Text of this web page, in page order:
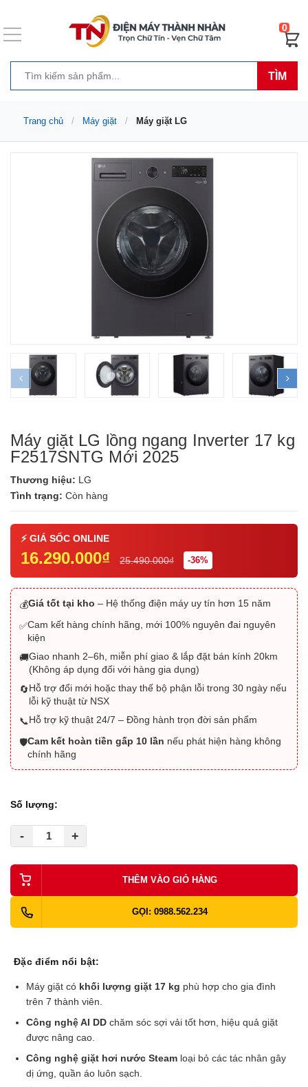
TÌM
0
Trang chủ Máy giặt Máy giặt LG
prev
Máy giặt LG lồng ngang Inverter 17 kg
F2517SNTG Mới 2025
Thương hiệu: LG
Tình trạng: Còn hàng
16.290.000₫ 25.490.000₫ -36%
💰Giá tốt tại kho – Hệ thống điện máy uy tín hơn 15 năm
✅Cam kết hàng chính hãng, mới 100% nguyên đai nguyên
kiện
🚚Giao nhanh 2–6h, miễn phí giao & lắp đặt bán kính 20km
(Không áp dụng đối với hàng gia dụng)
🔄Hỗ trợ đổi mới hoặc thay thế bộ phận lỗi trong 30 ngày nếu
lỗi kỹ thuật từ NSX
📞Hỗ trợ kỹ thuật 24/7 – Đồng hành trọn đời sản phẩm
🛡️Cam kết hoàn tiền gấp 10 lần nếu phát hiện hàng không
chính hãng
Số lượng:
- +
THÊM VÀO GIỎ HÀNG
GỌI: 0988.562.234
Đặc điểm nổi bật:
Máy giặt có khối lượng giặt 17 kg phù hợp cho gia đình
trên 7 thành viên.
Công nghệ AI DD chăm sóc sợi vải tốt hơn, hiệu quả giặt
được nâng cao.
Công nghệ giặt hơi nước Steam loại bỏ các tác nhân gây
dị ứng, quần áo luôn sạch.